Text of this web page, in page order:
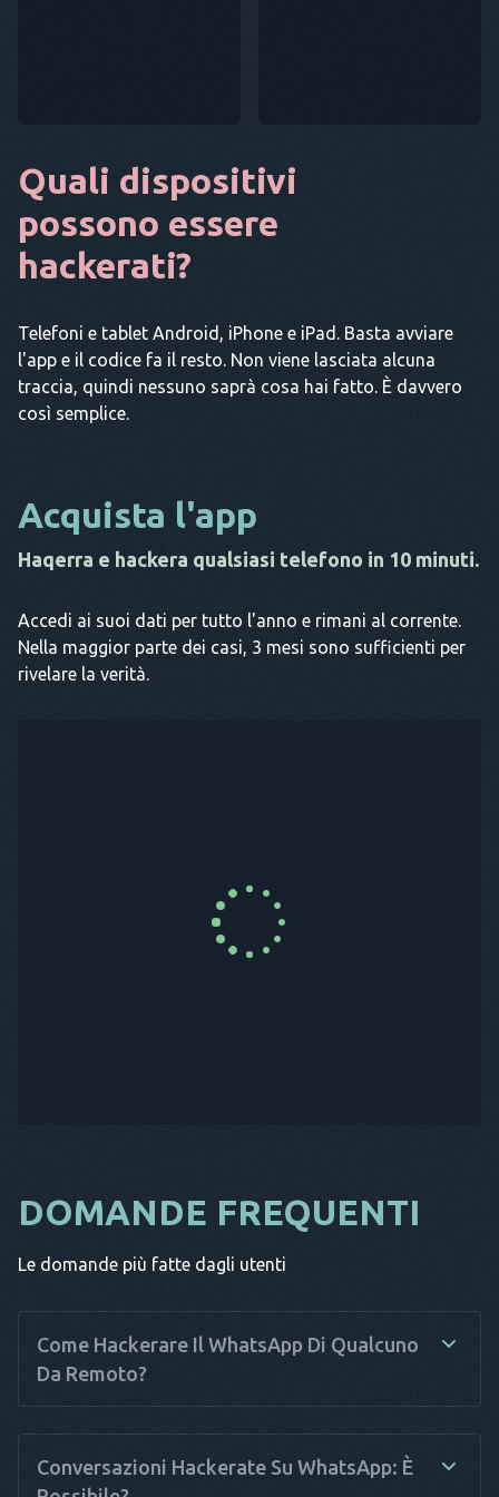
Quali dispositivi
possono essere
hackerati?
Telefoni e tablet Android, iPhone e iPad. Basta avviare
l'app e il codice fa il resto. Non viene lasciata alcuna
traccia, quindi nessuno saprà cosa hai fatto. È davvero
così semplice.
Acquista l'app
Haqerra e hackera qualsiasi telefono in 10 minuti.
Accedi ai suoi dati per tutto l'anno e rimani al corrente.
Nella maggior parte dei casi, 3 mesi sono sufficienti per
rivelare la verità.
ACQUISTA ORA
DOMANDE FREQUENTI
Le domande più fatte dagli utenti
Come Hackerare Il WhatsApp Di Qualcuno
Da Remoto?
Non serve essere un esperto informatico per capire come
hackerare WhatsApp con Haqerra, poiché abbiamo sviluppato
l’app per un uso facile da parte di chiunque. Il monitoraggio
Conversazioni Hackerate Su WhatsApp: È